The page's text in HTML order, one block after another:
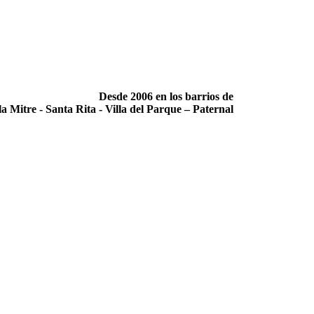
Desde 2006 en los barrios de
Mitre -­ Santa Rita -­ Villa del Parque – Paternal